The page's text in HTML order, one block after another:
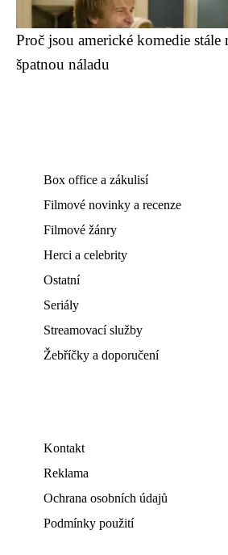
Proč jsou americké komedie stále
špatnou náladu
Box office a zákulisí
Filmové novinky a recenze
Filmové žánry
Herci a celebrity
Ostatní
Seriály
Streamovací služby
Žebříčky a doporučení
Kontakt
Reklama
Ochrana osobních údajů
Podmínky použití